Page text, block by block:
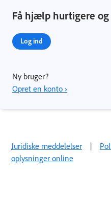
Få hjælp hurtigere
Log ind
Ny bruger?
Opret en konto ›
Juridiske meddelelser |
oplysninger online